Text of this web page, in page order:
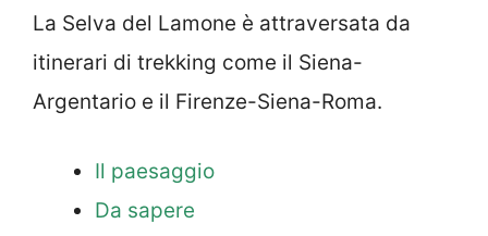
La Selva del Lamone è attraversata da
itinerari di trekking come il Siena-
Argentario e il Firenze-Siena-Roma.
Il paesaggio
Da sapere